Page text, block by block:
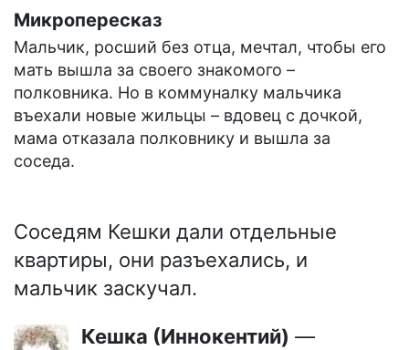
Микропересказ
Мальчик, росший без отца, мечтал, чтобы его
мать вышла за своего знакомого –
полковника. Но в коммуналку мальчика
въехали новые жильцы – вдовец с дочкой,
мама отказала полковнику и вышла за
соседа.
Соседям Кешки дали отдельные
квартиры, они разъехались, и
мальчик заскучал.
Кешка (Иннокентий) —